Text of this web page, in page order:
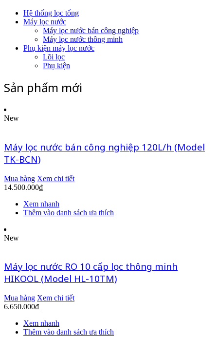
Hệ thống lọc tổng
Máy lọc nước
Máy lọc nước bán công nghiệp
Máy lọc nước thông minh
Phụ kiện máy lọc nước
Lõi lọc
Phụ kiện
Sản phẩm mới
New
Máy lọc nước bán công nghiệp 120L/h (Model
TK-BCN)
Mua hàng Xem chi tiết
14.500.000₫
Xem nhanh
Thêm vào danh sách ưa thích
New
Máy lọc nước RO 10 cấp lọc thông minh
HIKOOL (Model HL-10TM)
Mua hàng Xem chi tiết
6.650.000₫
Xem nhanh
Thêm vào danh sách ưa thích